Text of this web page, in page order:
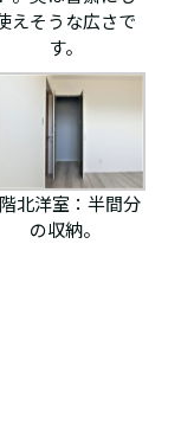
えそうな広さで
す。
北洋室：半間分
の収納。